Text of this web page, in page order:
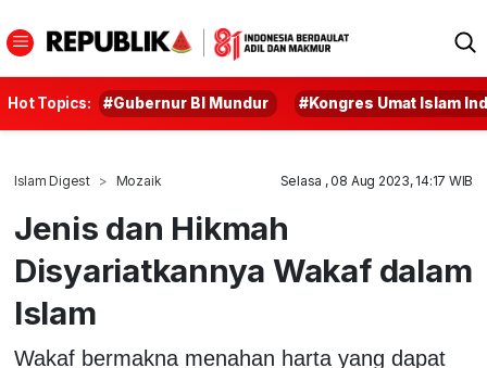
Hot Topics: #Gubernur BI Mundur #Kongres Umat Islam
Islam Digest Mozaik Selasa , 08 Aug 2023, 14:17 WIB
Jenis dan Hikmah
Disyariatkannya Wakaf dalam
Islam
Wakaf bermakna menahan harta yang dapat